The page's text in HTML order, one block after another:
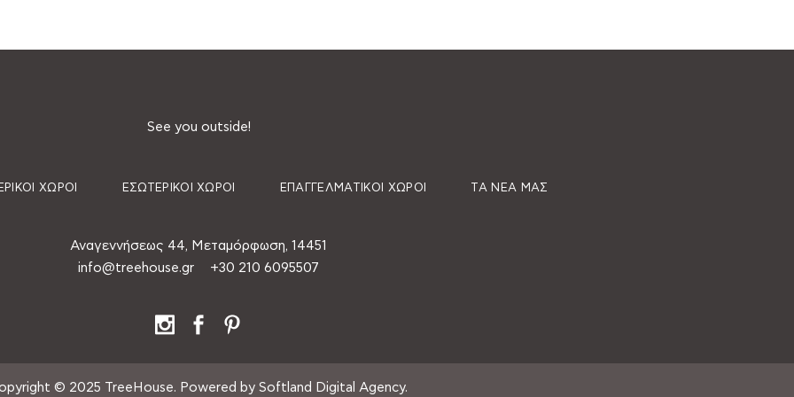
See you outside!
ΧΏΡΟΙ ΕΣΩΤΕΡΙΚΟΊ ΧΏΡΟΙ ΕΠΑΓΓΕΛΜΑΤΙΚΟΊ ΧΏΡΟΙ ΤΑ ΝΈΑ ΜΑΣ
Αναγεννήσεως 44, Μεταμόρφωση, 14451
info@treehouse.gr
+30 210 6095507
© 2025 TreeHouse. Powered by Softland Digital Agency.